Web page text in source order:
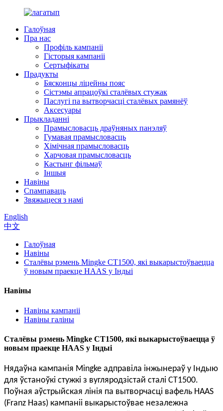
Галоўная
Пра нас
Профіль кампаніі
Гісторыя кампаніі
Сертыфікаты
Прадукты
Бясконцы ліцейны пояс
Сістэмы апрацоўкі сталёвых стужак
Паслугі па вытворчасці сталёвых рамянёў
Аксесуары
Прыкладанні
Прамысловасць драўняных панэляў
Гумавая прамысловасць
Хімічная прамысловасць
Харчовая прамысловасць
Кастынг фільмаў
Іншыя
Навіны
Спампаваць
Звяжыцеся з намі
English
中文
Галоўная
Навіны
Сталёвы рэмень Mingke CT1500, які выкарыстоўваецца
ў новым праекце HAAS у Індыі
Навіны
Навіны кампаніі
Навіны галіны
Сталёвы рэмень Mingke CT1500, які выкарыстоўваецца ў
новым праекце HAAS у Індыі
Нядаўна кампанія Mingke адправіла інжынераў у Індыю
для ўстаноўкі стужкі з вугляродзістай сталі CT1500.
Поўная аўстрыйская лінія па вытворчасці вафель HAAS
(Franz Haas) кампаніі выкарыстоўвае незалежна